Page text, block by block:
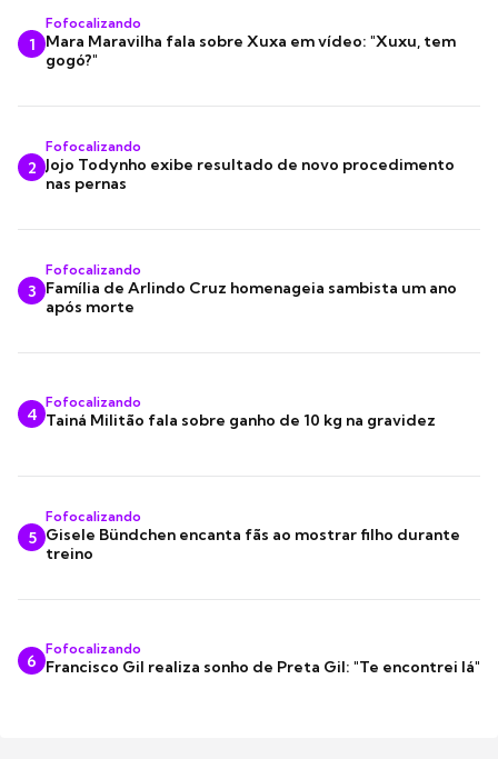
1
Fofocalizando
Mara Maravilha fala sobre Xuxa em vídeo: "Xuxu, tem
gogó?"
2
Fofocalizando
Jojo Todynho exibe resultado de novo procedimento
nas pernas
3
Fofocalizando
Família de Arlindo Cruz homenageia sambista um ano
após morte
4
Fofocalizando
Tainá Militão fala sobre ganho de 10 kg na gravidez
5
Fofocalizando
Gisele Bündchen encanta fãs ao mostrar filho durante
treino
6
Fofocalizando
Francisco Gil realiza sonho de Preta Gil: "Te encontrei lá"